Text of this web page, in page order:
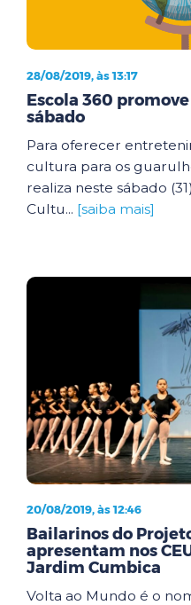
28/08/2019, às 13:17
Escola 360
sábado
Para oferecer
cultura para os
realiza neste sábado
Cultu... [saiba mais]
20/08/2019, às 12:46
Bailarinos do
apresentam nos
Jardim Cumbica
Volta ao Mundo é o